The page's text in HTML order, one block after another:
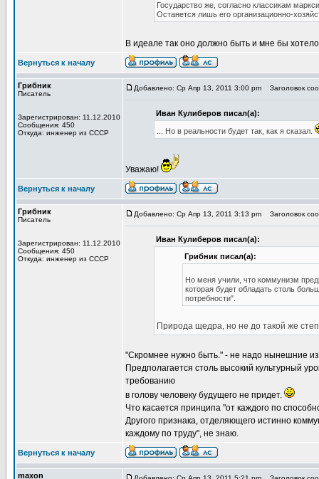
Государство же, согласно классикам
Останется лишь его организационно-
В идеале так оно должно быть и мне бы
Вернуться к началу
Грибник
Писатель
Зарегистрирован: 11.12.2010
Сообщения: 450
Откуда: инженер из СССР
Добавлено: Ср Апр 13, 2011 3:00 pm Заголовок
Иван Кулиберов писал(а):
... Но в реальности будет так, как я сказал.
Уважаю!
Вернуться к началу
Грибник
Писатель
Зарегистрирован: 11.12.2010
Сообщения: 450
Откуда: инженер из СССР
Добавлено: Ср Апр 13, 2011 3:13 pm Заголовок
Иван Кулиберов писал(а):
Грибник писал(а):
Но меня учили, что коммунизм
которая будет обладать столь
потребности".
Природа щедра, но не до такой же
"Cкромнее нужно быть." - не надо нынешние
Предполагается столь высокий культурный
требованию
в голову человеку будущего не придет.
Что касается принципа "от каждого по
Другого признака, отделяющего истинно
каждому по труду", не знаю.
Вернуться к началу
maxon